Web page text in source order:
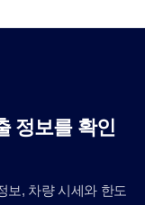
정보를 확인
보, 차량 시세와 한도